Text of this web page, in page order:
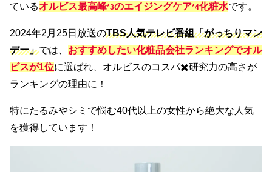
ているオルビス最高峰*3のエイジングケア*4化粧水です。
2024年2月25日放送のTBS人気テレビ番組「がっちりマン
デー」では、 おすすめしたい化粧品会社ランキングでオル
ビスが1位に選ばれ、オルビスのコスパ✖️研究力の高さが
ランキングの理由に！
特にたるみやシミで悩む40代以上の女性から絶大な人気
を獲得しています！